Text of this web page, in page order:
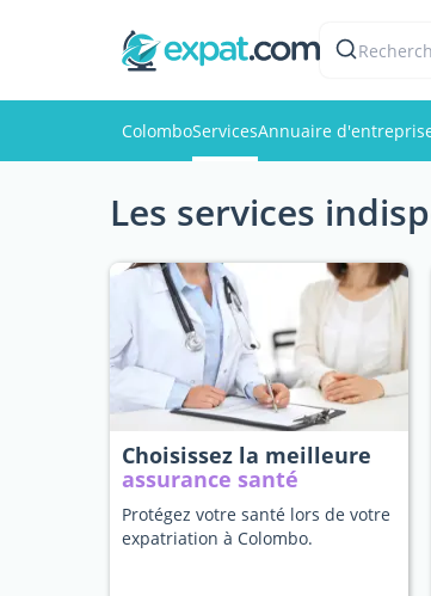
ColomboServicesAnnuaire
Les services
Choisissez la meilleure
assurance santé
Protégez votre santé lors de votre
expatriation à Colombo.